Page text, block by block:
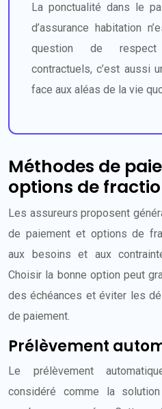
La ponctualité dans le
d’assurance habitation
question de respect
contractuels, c’est aussi
face aux aléas de la vie
Méthodes de
options de
Les assureurs proposent
de paiement et options de
aux besoins et aux
Choisir la bonne option peut
des échéances et éviter les
de paiement.
Prélèvement
Le prélèvement
considéré comme la